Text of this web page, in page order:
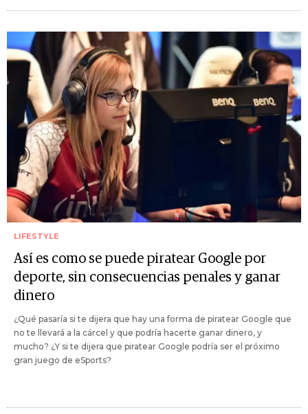
LIFESTYLE
Así es como se puede piratear Google por
deporte, sin consecuencias penales y ganar
dinero
¿Qué pasaría si te dijera que hay una forma de piratear Google que
no te llevará a la cárcel y que podría hacerte ganar dinero, y
mucho? ¿Y si te dijera que piratear Google podría ser el próximo
gran juego de eSports?